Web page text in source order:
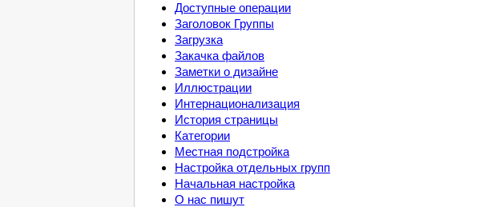
Доступные операции
Заголовок Группы
Загрузка
Закачка файлов
Заметки о дизайне
Иллюстрации
Интернационализация
История страницы
Категории
Местная подстройка
Настройка отдельных групп
Начальная настройка
О нас пишут